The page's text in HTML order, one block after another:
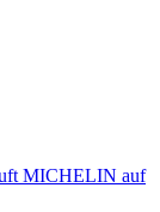
MICHELIN auf